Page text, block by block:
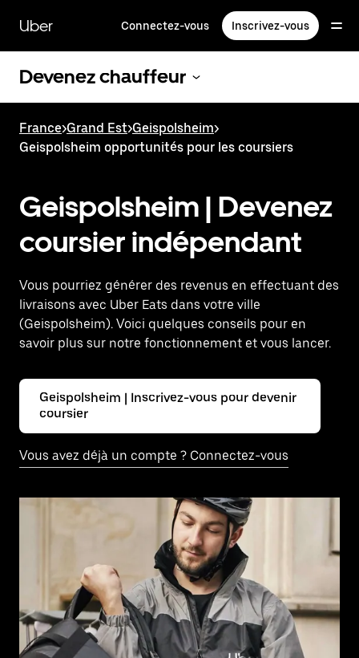
contenu
principal
Uber Connectez-vous Inscrivez-vous
Devenez chauffeur
France>Grand Est>Geispolsheim>
Geispolsheim opportunités pour les coursiers
Geispolsheim | Devenez
coursier indépendant
Vous pourriez générer des revenus en effectuant des
livraisons avec Uber Eats dans votre ville
(Geispolsheim). Voici quelques conseils pour en
savoir plus sur notre fonctionnement et vous lancer.
Geispolsheim | Inscrivez-vous pour devenir
coursier
Vous avez déjà un compte ? Connectez-vous